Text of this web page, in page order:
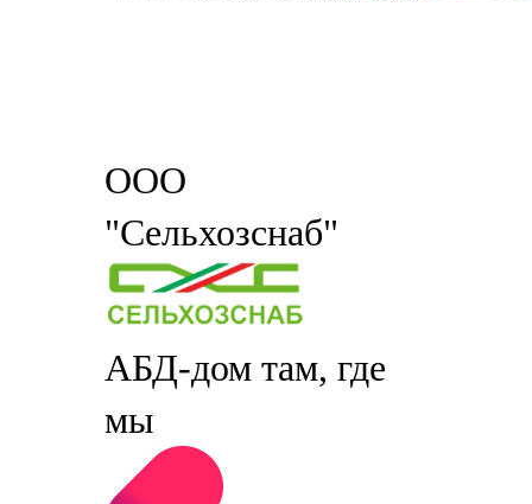
ООО
"Сельхозснаб"
АБД-дом там, где
мы